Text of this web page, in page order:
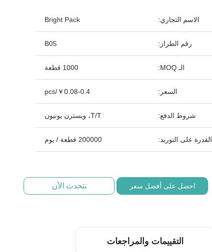
الاسم التجاري: Bright Pack
رقم الطراز: B05
الـ MOQ: 1000 قطعة
السعر: ￥0.08-0.4/pcs
شروط الدفع: T/T، ويسترن يونيون
القدرة على التوريد: 200000 قطعة / يوم
احصل على أفضل سعر نتحدث الآن
التقييمات والمراجعات